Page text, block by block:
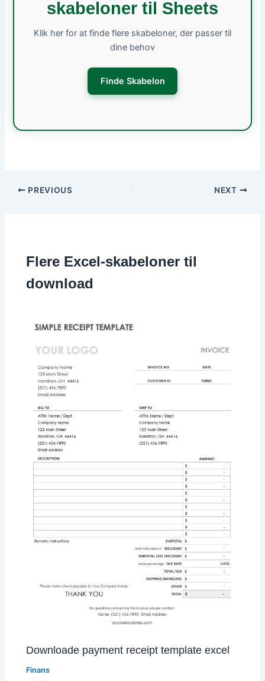
skabeloner til Sheets
Klik her for at finde flere skabeloner, der passer til
dine behov
Finde Skabelon
PREVIOUS NEXT
Flere Excel-skabeloner til
download
Downloade payment receipt template excel
Finans